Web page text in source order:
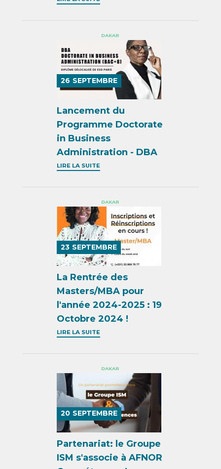
DAKAR
26 SEPTEMBRE
Lancement du
Programme Doctorate
in Business
Administration - DBA
LIRE LA SUITE
DAKAR
23 SEPTEMBRE
La Rentrée des
Masters/MBA pour
l'année 2024-2025 : 19
Octobre 2024 !
LIRE LA SUITE
DAKAR
20 SEPTEMBRE
Partenariat: le Groupe
ISM s'associe à AFNOR